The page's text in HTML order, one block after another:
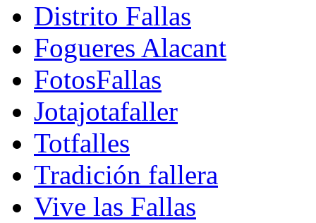
Distrito Fallas
Fogueres Alacant
FotosFallas
Jotajotafaller
Totfalles
Tradición fallera
Vive las Fallas